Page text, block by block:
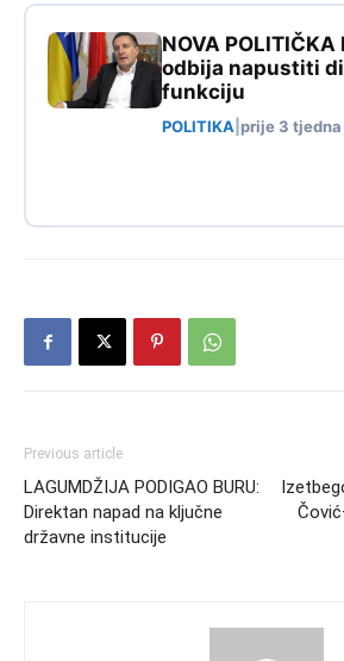
NOVA POLITIČKA
odbija napustiti
funkciju
POLITIKA prije 3 tjedna
Previous article
LAGUMDŽIJA PODIGAO BURU:
Direktan napad na ključne
državne institucije